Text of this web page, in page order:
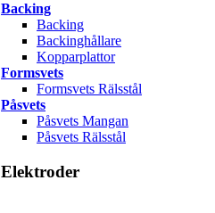
Backing
Backing
Backinghållare
Kopparplattor
Formsvets
Formsvets Rälsstål
Påsvets
Påsvets Mangan
Påsvets Rälsstål
Elektroder